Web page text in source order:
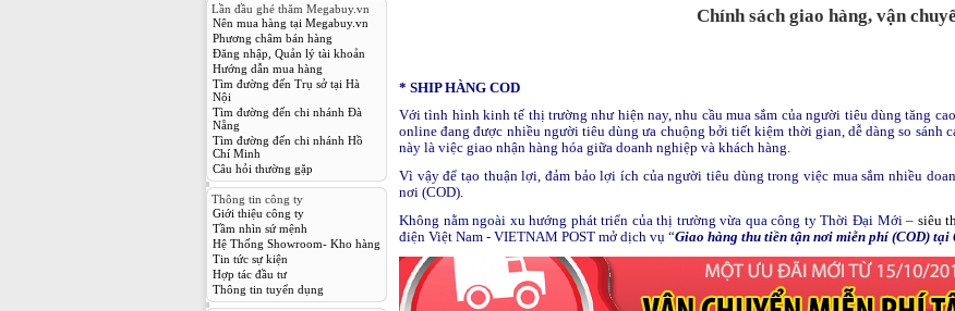
Lần đầu ghé thăm Megabuy.vn
Nên mua hàng tại Megabuy.vn
Phương châm bán hàng
Đăng nhập, Quản lý tài khoản
Hướng dẫn mua hàng
Tìm đường đến Trụ sở tại Hà
Nội
Tìm đường đến chi nhánh Đà
Nẵng
Tìm đường đến chi nhánh Hồ
Chí Minh
Câu hỏi thường gặp
Thông tin công ty
Giới thiệu công ty
Tầm nhìn sứ mệnh
Hệ Thống Showroom- Kho hàng
Tin tức sự kiện
Hợp tác đầu tư
Thông tin tuyển dụng
Chính sách giao hàng, vận
* SHIP HÀNG COD
Với tình hình kinh tế thị trường như hiện nay, nhu cầu mua sắm của người tiêu dùng tăng
online đang được nhiều người tiêu dùng ưa chuộng bởi tiết kiệm thời gian, dễ dàng so sánh
này là việc giao nhận hàng hóa giữa doanh nghiệp và khách hàng.
Vì vậy để tạo thuận lợi, đảm bảo lợi ích của người tiêu dùng trong việc mua sắm nhiều
nơi (COD).
Không nằm ngoài xu hướng phát triển của thị trường vừa qua công ty Thời Đại Mới – siêu
điện Việt Nam - VIETNAM POST mở dịch vụ “Giao hàng thu tiền tận nơi miễn phí (COD)